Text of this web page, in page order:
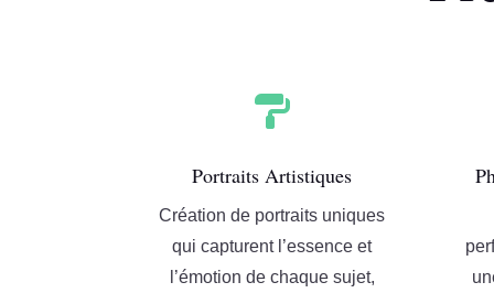

Portraits Artistiques
Création de portraits uniques
qui capturent l’essence et
l’émotion de chaque sujet,